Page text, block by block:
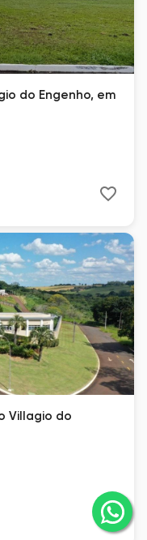
do Engenho, em
Villagio do